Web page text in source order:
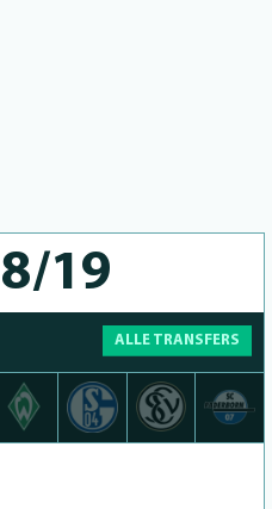
19
ALLE TRANSFERS